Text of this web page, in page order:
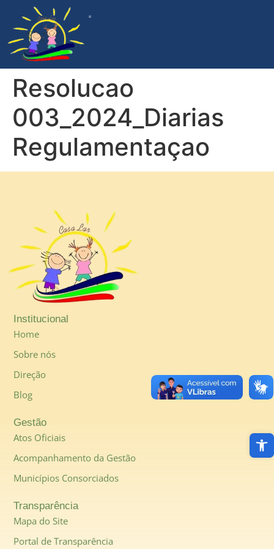
Resolucao
003_2024_Diarias
Regulamentaçao
Institucional
Home
Sobre nós
Direção
Blog
Gestão
Atos Oficiais
Acompanhamento da Gestão
Municípios Consorciados
Transparência
Mapa do Site
Portal de Transparência